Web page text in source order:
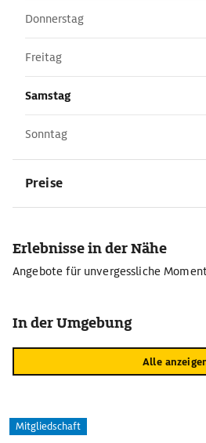
Donnerstag
Freitag
Samstag
Sonntag
Preise
Erlebnisse in der Nähe
Angebote für unvergessliche
In der Umgebung
Alle
Mitgliedschaft